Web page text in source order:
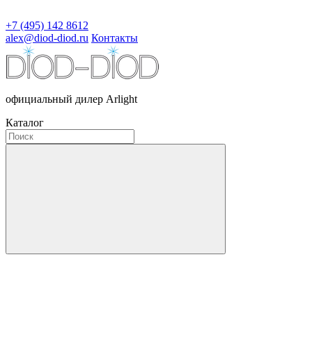
+7 (495) 142 8612
alex@diod-diod.ru Контакты
официальный дилер Arlight
Каталог